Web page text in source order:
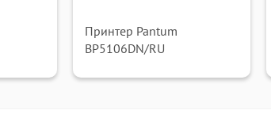
Принтер Pantum
BP5106DN/RU